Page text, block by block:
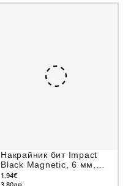
Накрайник бит Impact
Black Magnetic, 6 мм,
1/4", 50 мм
1.94€